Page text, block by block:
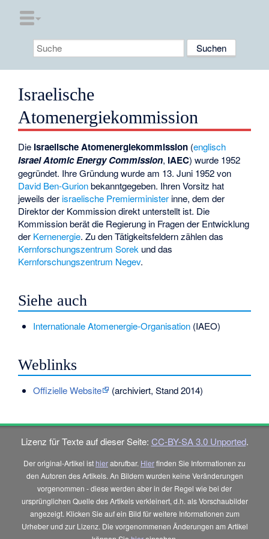
Israelische
Atomenergiekommission
Die Israelische Atomenergiekommission (englisch
Israel Atomic Energy Commission, IAEC) wurde 1952
gegründet. Ihre Gründung wurde am 13. Juni 1952 von
David Ben-Gurionbekanntgegeben. Ihren Vorsitz hat
jeweils der israelische Premierminister inne, dem der
Direktor der Kommission direkt unterstellt ist. Die
Kommission berät die Regierung in Fragen der Entwicklung
der Kernenergie. Zu den Tätigkeitsfeldern zählen das
Kernforschungszentrum Sorek und das
Kernforschungszentrum Negev.
Siehe auch
Internationale Atomenergie-Organisation(IAEO)
Weblinks
Offizielle Website (archiviert, Stand 2014)
Lizenz für Texte auf dieser Seite: CC-BY-SA 3.0 Unported.
Der original-Artikel ist hierabrufbar. Hierfinden Sie Informationen zu
den Autoren des Artikels. An Bildern wurden keine Veränderungen
vorgenommen - diese werden aber in der Regel wie bei der
ursprünglichen Quelle des Artikels verkleinert, d.h. als Vorschaubilder
angezeigt. Klicken Sie auf ein Bild für weitere Informationen zum
Urheber und zur Lizenz. Die vorgenommenen Änderungen am Artikel